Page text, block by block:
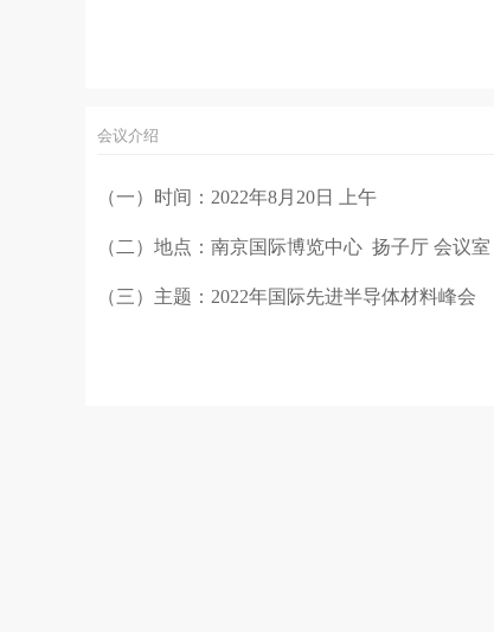
会议介绍
（一） 时间：2022年8月20日 上午
（二） 地点：南京国际博览中心 扬子厅 会议室
（三） 主题：2022年国际先进半导体材料峰会